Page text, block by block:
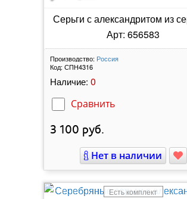
Серьги с александритом из
Арт: 656583
Производство: Россия
Код: СПН4316
Наличие: 0
Сравнить
3 100 руб.
Нет в наличии
Есть комплект